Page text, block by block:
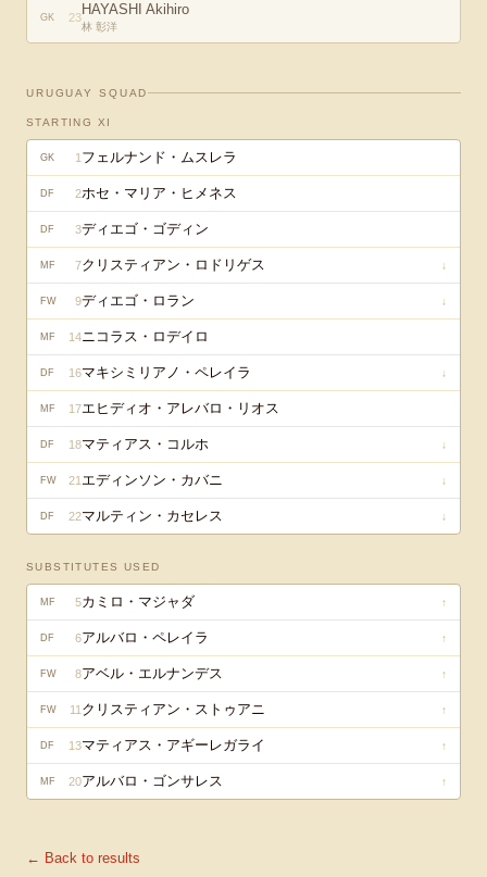
GK 23HAYASHI Akihiro
林 彰洋
URUGUAY SQUAD
STARTING XI
GK 1 フェルナンド・ムスレラ
DF 2ホセ・マリア・ヒメネス
DF 3ディエゴ・ゴディン
MF 7クリスティアン・ロドリゲス ↓
FW 9ディエゴ・ロラン ↓
MF 14ニコラス・ロデイロ
DF 16マキシミリアノ・ペレイラ ↓
MF 17エヒディオ・アレバロ・リオス
DF 18マティアス・コルホ ↓
FW 21 エディンソン・カバニ ↓
DF 22マルティン・カセレス ↓
SUBSTITUTES USED
MF 5カミロ・マジャダ ↑
DF 6アルバロ・ペレイラ ↑
FW 8アベル・エルナンデス ↑
FW 11 クリスティアン・ストゥアニ ↑
DF 13マティアス・アギーレガライ ↑
MF 20アルバロ・ゴンサレス ↑
← Back to results